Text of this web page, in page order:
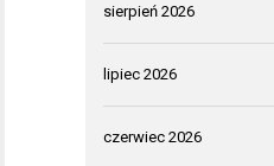
sierpień 2026
lipiec 2026
czerwiec 2026